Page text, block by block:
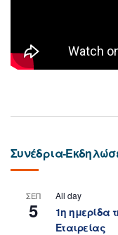
Συνέδρια-
ΣΕΠ
5
All day
1η ημερίδα
Εταιρείας